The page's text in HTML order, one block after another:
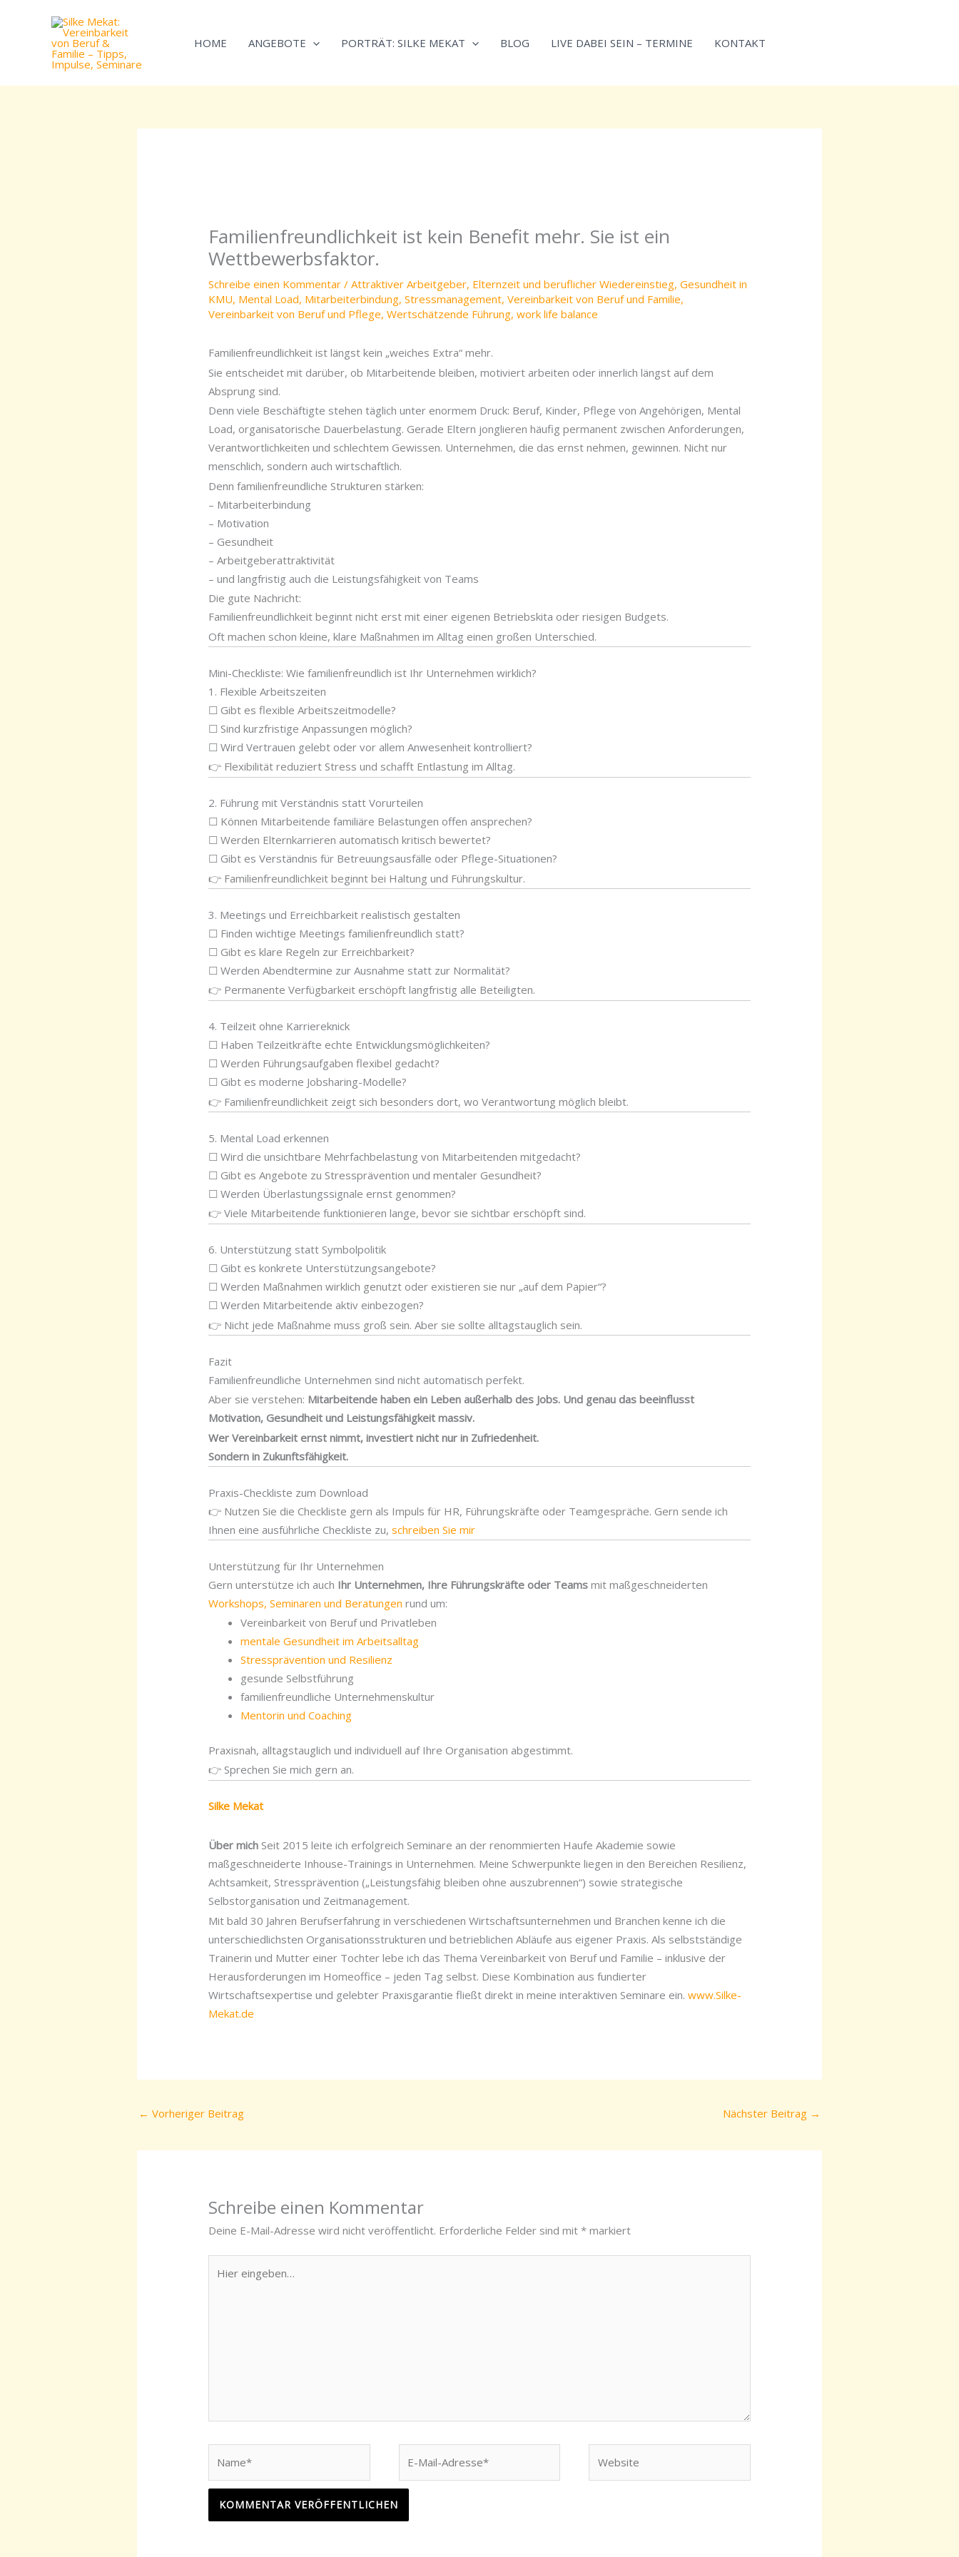
HOME ANGEBOTE PORTRÄT: SILKE MEKAT BLOG LIVE DABEI SEIN – TERMINE KONTAKT
Familienfreundlichkeit ist kein Benefit mehr. Sie ist ein
Wettbewerbsfaktor.
Schreibe einen Kommentar /Attraktiver Arbeitgeber, Elternzeit und beruflicher Wiedereinstieg,Gesundheit in
KMU, Mental Load, Mitarbeiterbindung,Stressmanagement,Vereinbarkeit von Beruf und Familie,
Vereinbarkeit von Beruf und Pflege,Wertschätzende Führung,work life balance
Familienfreundlichkeit ist längst kein „weiches Extra“ mehr.
Sie entscheidet mit darüber, ob Mitarbeitende bleiben, motiviert arbeiten oder innerlich längst auf dem
Absprung sind.
Denn viele Beschäftigte stehen täglich unter enormem Druck: Beruf, Kinder, Pflege von Angehörigen, Mental
Load, organisatorische Dauerbelastung. Gerade Eltern jonglieren häufig permanent zwischen Anforderungen,
Verantwortlichkeiten und schlechtem Gewissen. Unternehmen, die das ernst nehmen, gewinnen. Nicht nur
menschlich, sondern auch wirtschaftlich.
Denn familienfreundliche Strukturen stärken:
– Mitarbeiterbindung
– Motivation
– Gesundheit
– Arbeitgeberattraktivität
– und langfristig auch die Leistungsfähigkeit von Teams
Die gute Nachricht:
Familienfreundlichkeit beginnt nicht erst mit einer eigenen Betriebskita oder riesigen Budgets.
Oft machen schon kleine, klare Maßnahmen im Alltag einen großen Unterschied.
Mini-Checkliste: Wie familienfreundlich ist Ihr Unternehmen wirklich?
1. Flexible Arbeitszeiten
☐ Gibt es flexible Arbeitszeitmodelle?
☐ Sind kurzfristige Anpassungen möglich?
☐ Wird Vertrauen gelebt oder vor allem Anwesenheit kontrolliert?
👉 Flexibilität reduziert Stress und schafft Entlastung im Alltag.
2. Führung mit Verständnis statt Vorurteilen
☐ Können Mitarbeitende familiäre Belastungen offen ansprechen?
☐ Werden Elternkarrieren automatisch kritisch bewertet?
☐ Gibt es Verständnis für Betreuungsausfälle oder Pflege-Situationen?
👉 Familienfreundlichkeit beginnt bei Haltung und Führungskultur.
3. Meetings und Erreichbarkeit realistisch gestalten
☐ Finden wichtige Meetings familienfreundlich statt?
☐ Gibt es klare Regeln zur Erreichbarkeit?
☐ Werden Abendtermine zur Ausnahme statt zur Normalität?
👉 Permanente Verfügbarkeit erschöpft langfristig alle Beteiligten.
4. Teilzeit ohne Karriereknick
☐ Haben Teilzeitkräfte echte Entwicklungsmöglichkeiten?
☐ Werden Führungsaufgaben flexibel gedacht?
☐ Gibt es moderne Jobsharing-Modelle?
👉 Familienfreundlichkeit zeigt sich besonders dort, wo Verantwortung möglich bleibt.
5. Mental Load erkennen
☐ Wird die unsichtbare Mehrfachbelastung von Mitarbeitenden mitgedacht?
☐ Gibt es Angebote zu Stressprävention und mentaler Gesundheit?
☐ Werden Überlastungssignale ernst genommen?
👉 Viele Mitarbeitende funktionieren lange, bevor sie sichtbar erschöpft sind.
6. Unterstützung statt Symbolpolitik
☐ Gibt es konkrete Unterstützungsangebote?
☐ Werden Maßnahmen wirklich genutzt oder existieren sie nur „auf dem Papier“?
☐ Werden Mitarbeitende aktiv einbezogen?
👉 Nicht jede Maßnahme muss groß sein. Aber sie sollte alltagstauglich sein.
Fazit
Familienfreundliche Unternehmen sind nicht automatisch perfekt.
Aber sie verstehen: Mitarbeitende haben ein Leben außerhalb des Jobs. Und genau das beeinflusst
Motivation, Gesundheit und Leistungsfähigkeit massiv.
Wer Vereinbarkeit ernst nimmt, investiert nicht nur in Zufriedenheit.
Sondern in Zukunftsfähigkeit.
Praxis-Checkliste zum Download
👉 Nutzen Sie die Checkliste gern als Impuls für HR, Führungskräfte oder Teamgespräche. Gern sende ich
Ihnen eine ausführliche Checkliste zu,schreiben Sie mir
Unterstützung für Ihr Unternehmen
Gern unterstütze ich auch Ihr Unternehmen, Ihre Führungskräfte oder Teams mit maßgeschneiderten
Workshops, Seminaren und Beratungen rund um:
Vereinbarkeit von Beruf und Privatleben
mentale Gesundheit im Arbeitsalltag
Stressprävention und Resilienz
gesunde Selbstführung
familienfreundliche Unternehmenskultur
Mentorin und Coaching
Praxisnah, alltagstauglich und individuell auf Ihre Organisation abgestimmt.
👉 Sprechen Sie mich gern an.
Silke Mekat
Über mich Seit 2015 leite ich erfolgreich Seminare an der renommierten Haufe Akademie sowie
maßgeschneiderte Inhouse-Trainings in Unternehmen. Meine Schwerpunkte liegen in den Bereichen Resilienz,
Achtsamkeit, Stressprävention („Leistungsfähig bleiben ohne auszubrennen“) sowie strategische
Selbstorganisation und Zeitmanagement.
Mit bald 30 Jahren Berufserfahrung in verschiedenen Wirtschaftsunternehmen und Branchen kenne ich die
unterschiedlichsten Organisationsstrukturen und betrieblichen Abläufe aus eigener Praxis. Als selbstständige
Trainerin und Mutter einer Tochter lebe ich das Thema Vereinbarkeit von Beruf und Familie – inklusive der
Herausforderungen im Homeoffice – jeden Tag selbst. Diese Kombination aus fundierter
Wirtschaftsexpertise und gelebter Praxisgarantie fließt direkt in meine interaktiven Seminare ein.www.Silke-
Mekat.de
← Vorheriger Beitrag Nächster Beitrag →
Schreibe einen Kommentar
Deine E-Mail-Adresse wird nicht veröffentlicht. Erforderliche Felder sind mit* markiert
eingeben…
Adresse*
sich
reduzieren